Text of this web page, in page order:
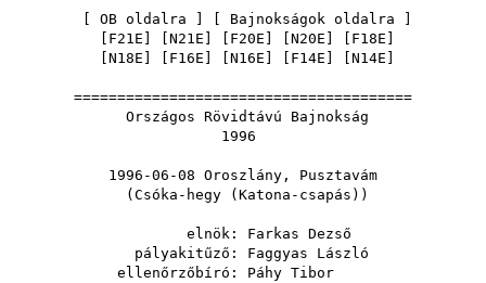
OB oldalra Bajnokságok oldalra
F21E N21E F20E N20E F18E
N18E F16E N16E F14E N14E
=======================================
Országos Rövidtávú Bajnokság
1996
1996-06-08 Oroszlány, Pusztavám
(Csóka-hegy (Katona-csapás))
elnök: Farkas Dezső
pályakitűző: Faggyas László
ellenőrzőbíró: Páhy Tibor